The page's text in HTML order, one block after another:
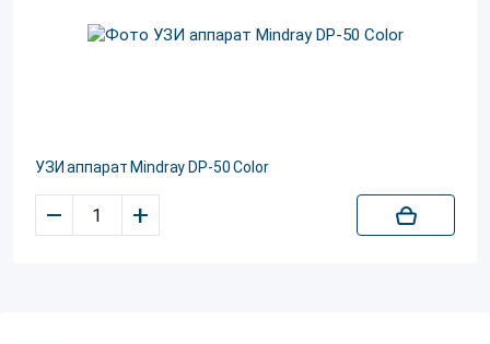
УЗИ аппарат Mindray DP-50 Color
– +